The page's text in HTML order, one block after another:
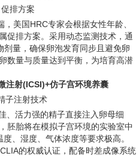
，美国HRC专家会根据女性年龄、
促排方案。采用动态监测技术，通
量，确保卵泡发育同步且避免卵
数量与质量达到平衡，为培育高潜
注射(ICSI)+仿子宫环境养囊
、活力强的精子直接注入卵母细
胚胎将在模拟子宫环境的实验室中
、湿度、气体浓度等要求极高。
的权威认证，配备时差成像系统